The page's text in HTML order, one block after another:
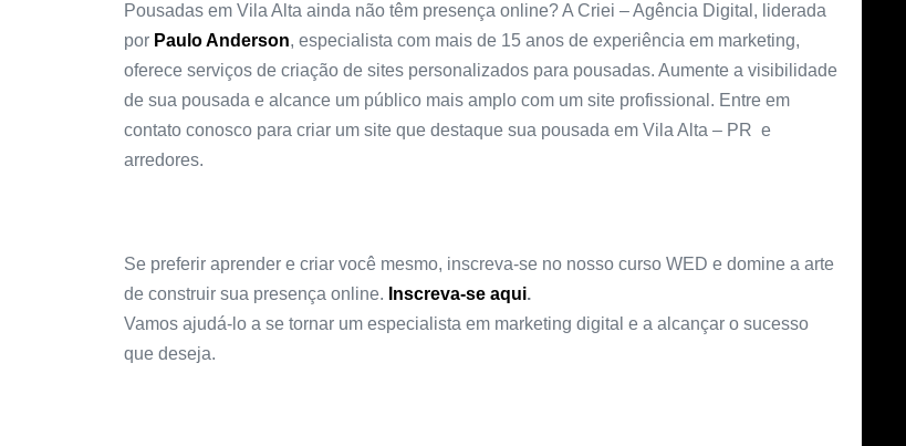
Pousadas em Vila Alta ainda não têm presença online? A Criei – Agência Digital, liderada
por Paulo Anderson, especialista com mais de 15 anos de experiência em marketing,
oferece serviços de criação de sites personalizados para pousadas. Aumente a visibilidade
de sua pousada e alcance um público mais amplo com um site profissional. Entre em
contato conosco para criar um site que destaque sua pousada em Vila Alta – PR e
arredores.
Se preferir aprender e criar você mesmo, inscreva-se no nosso curso WED e domine a arte
de construir sua presença online. Inscreva-se aqui.
Vamos ajudá-lo a se tornar um especialista em marketing digital e a alcançar o sucesso
que deseja.